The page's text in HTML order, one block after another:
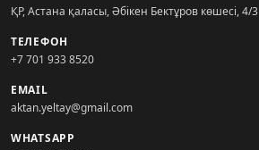
ҚР, Астана қаласы, Әбікен Бектұров көшесі, 4/3
ТЕЛЕФОН
+7 701 933 8520
EMAIL
aktan.yeltay@gmail.com
WHATSAPP